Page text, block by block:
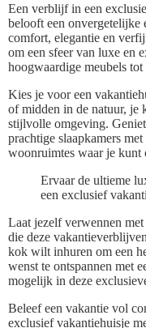
Een verblijf in een
belooft een onvergetelijke
comfort, elegantie en
om een sfeer van luxe en
hoogwaardige meubels
Kies je voor een
of midden in de natuur, je
stijlvolle omgeving.
prachtige slaapkamers
woonruimtes waar je kunt
Ervaar de ultieme
een exclusief
Laat jezelf verwennen
die deze
kok wilt inhuren om een
wenst te ontspannen met
mogelijk in deze
Beleef een vakantie vol
exclusief vakantiehuisje